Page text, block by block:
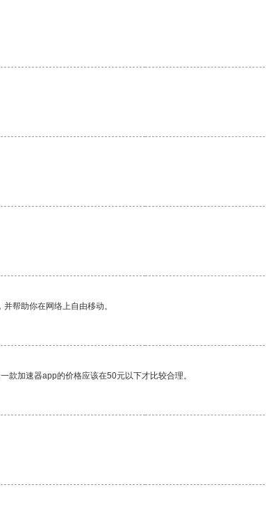
帮助你在网络上自由移动。
款加速器app的价格应该在50元以下才比较合理。